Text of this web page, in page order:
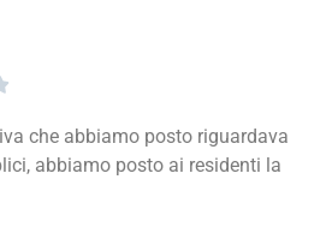
che abbiamo posto riguardava
abbiamo posto ai residenti la